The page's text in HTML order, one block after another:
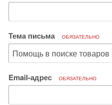
Тема письма ОБЯЗАТЕЛЬНО
Email-адрес ОБЯЗАТЕЛЬНО